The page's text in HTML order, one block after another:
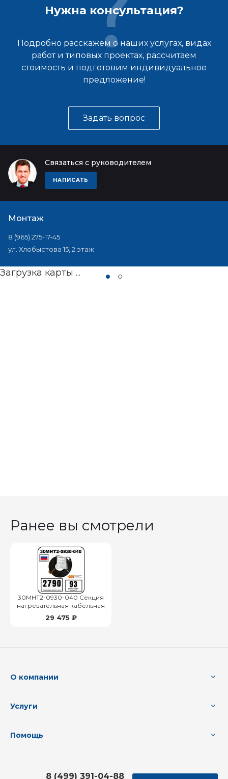
Нужна консультация?
Подробно расскажем о наших услугах, видах
работ и типовых проектах, рассчитаем
стоимость и подготовим индивидуальное
предложение!
Задать вопрос
Связаться с руководителем
НАПИСАТЬ
Монтаж
8 (965) 275-17-45
ул. Хлобыстова 15, 2 этаж
Загрузка карты ...
Ранее вы смотрели
30МНТ2-0930-040 Секция
нагревательная кабельная
29 475 ₽
О компании
Услуги
Помощь
8 (499) 391-04-88